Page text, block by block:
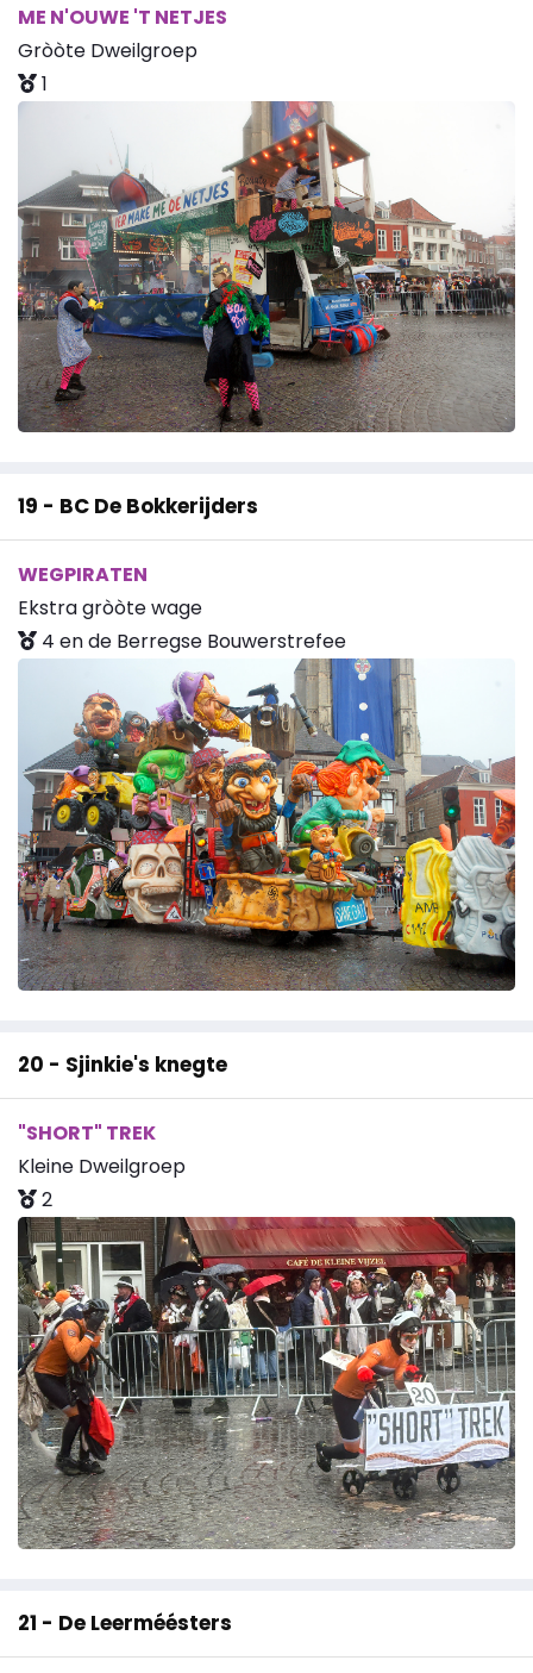
ME N'OUWE 'T NETJES
Gròòte Dweilgroep
1
19 - BC De Bokkerijders
WEGPIRATEN
Ekstra gròòte wage
4 en de Berregse Bouwerstrefee
20 - Sjinkie's knegte
"SHORT" TREK
Kleine Dweilgroep
2
21 - De Leerméésters